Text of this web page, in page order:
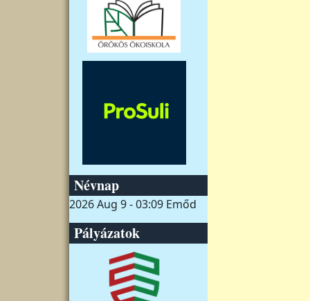
Névnap
2026 Aug 9 - 03:09 Emőd
Pályázatok